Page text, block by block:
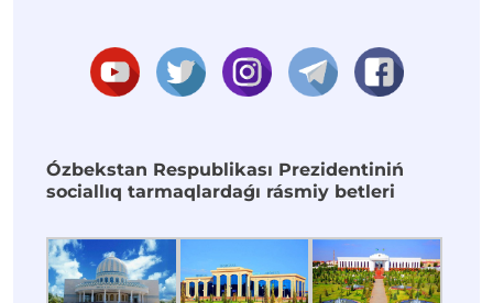
Ózbekstan Respublikası Prezidentiniń
sociallıq tarmaqlardaǵı rásmiy betleri